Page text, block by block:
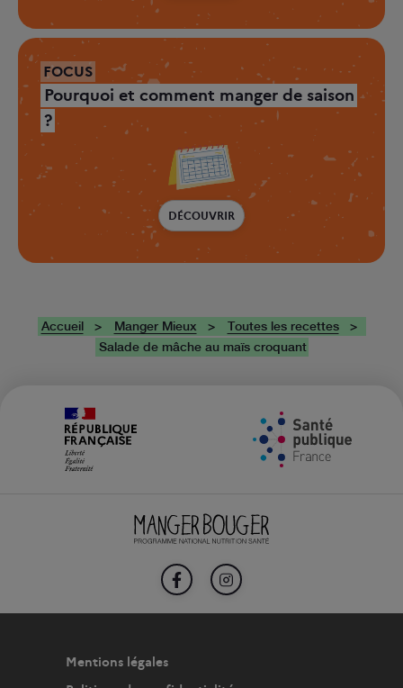
FOCUS
Pourquoi et comment manger de saison
?
DÉCOUVRIR
Accueil Manger Mieux
Toutes les recettes
Salade de mâche au maïs croquant
FACEBOOKINSTAGRAM
Mentions légales